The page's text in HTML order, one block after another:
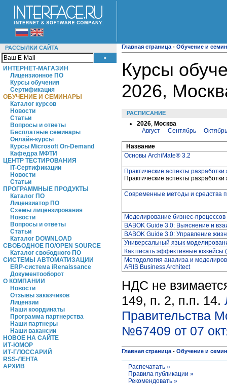
РАССЫЛКИ САЙТА
ИНТЕРНЕТ-МАГАЗИН
Лицензионное ПО
Курсы обучения
Сертификация
ОБУЧЕНИЕ И СЕМИНАРЫ
Каталог курсов
Новости
Статьи
Вопросы и ответы
Бесплатные семинары
Онлайн-курсы
Курсы Microsoft On-Demand
Кафедра МФТИ
ЦЕНТР ТЕСТИРОВАНИЯ
IT-Сертификации
Новости
Статьи
ПРОГРАММНЫЕ ПРОДУКТЫ
Каталог ПО
Лицензиатор ПО
Схемы лицензирования
Новости
Вопросы и ответы
Статьи
Каталог DOWNLOAD
СВОБОДНОЕ ПО/OPEN SOURCE
Каталог свободного ПО
СИСТЕМЫ АВТОМАТИЗАЦИИ
ERP-система iRenaissance
Документооборот
О КОМПАНИИ
Новости
Отзывы заказчиков
Лицензии
Наши координаты
Программа партнерства
Наши партнеры
Наши вакансии
НОВОЕ НА САЙТЕ
ИТ-ЮМОР
ИТ-ГЛОССАРИЙ
RSS-ЛЕНТА
АРХИВ
Главная страница - Обучение и
Курсы
2026,
РАСПИСАНИЕ
2026 Москва
Август
Сентябрь Октябрь
Название
Основы ArchiMate® 3.2
Практические аспекты
Практические аспекты
Современные методы и средства
Моделирование бизнес-
BABOK Guide 3.0: Выяснение и
BABOK Guide 3.0: Управление
Универсальный язык
Как писать эффективные юзкейсы
Методология анализа и
ARIS Business Architect
НДС не
149, п. 2, п.п. 14.
Правительства
№67409 от 07
Главная страница - Обучение и
Распечатать »
Правила публикации »
Рекомендовать »